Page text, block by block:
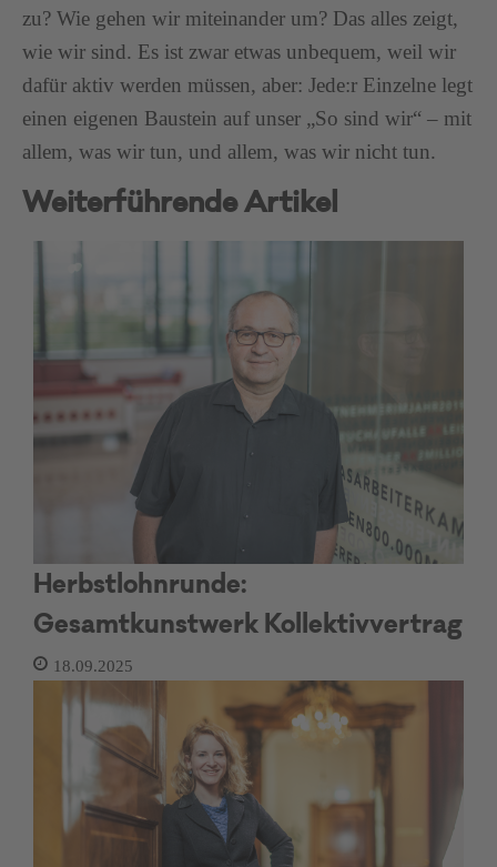
zu? Wie gehen wir miteinander um? Das alles zeigt,
wie wir sind. Es ist zwar etwas unbequem, weil wir
dafür aktiv werden müssen, aber: Jede:r Einzelne legt
einen eigenen Baustein auf unser „So sind wir“ – mit
allem, was wir tun, und allem, was wir nicht tun.
Weiterführende Artikel
Herbstlohnrunde:
Gesamtkunstwerk Kollektivvertrag
18.09.2025